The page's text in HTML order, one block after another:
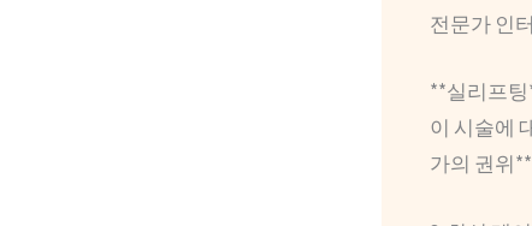
전문가 인
**실리프
이 시술에
가의 권위